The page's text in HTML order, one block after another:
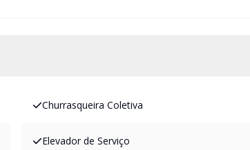
Churrasqueira Coletiva
Elevador de Serviço